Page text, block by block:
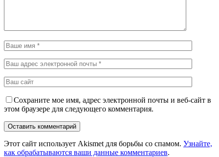
Сохраните мое имя, адрес электронной почты и веб-сайт в
этом браузере для следующего комментария.
Этот сайт использует Akismet для борьбы со спамом. Узнайте,
как обрабатываются ваши данные комментариев.